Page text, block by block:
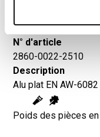
N° d'article
2860-0022-2510
Description
Alu plat EN AW-
Poids des pièces